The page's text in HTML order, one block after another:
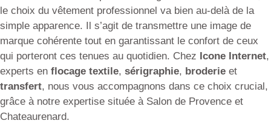
le choix du vêtement professionnel va bien au-delà de la
simple apparence. Il s’agit de transmettre une image de
marque cohérente tout en garantissant le confort de ceux
qui porteront ces tenues au quotidien. Chez Icone Internet,
experts en flocage textile, sérigraphie, broderie et
transfert, nous vous accompagnons dans ce choix crucial,
grâce à notre expertise située à Salon de Provence et
Chateaurenard.